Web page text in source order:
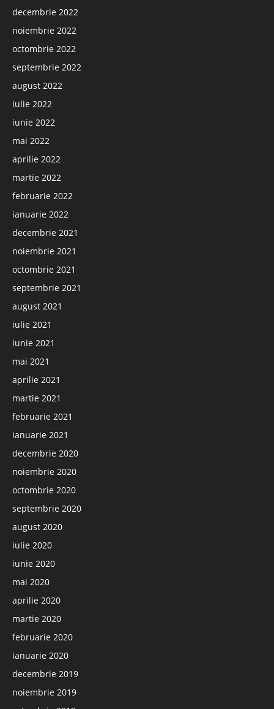
decembrie 2022
noiembrie 2022
octombrie 2022
septembrie 2022
august 2022
iulie 2022
iunie 2022
mai 2022
aprilie 2022
martie 2022
februarie 2022
ianuarie 2022
decembrie 2021
noiembrie 2021
octombrie 2021
septembrie 2021
august 2021
iulie 2021
iunie 2021
mai 2021
aprilie 2021
martie 2021
februarie 2021
ianuarie 2021
decembrie 2020
noiembrie 2020
octombrie 2020
septembrie 2020
august 2020
iulie 2020
iunie 2020
mai 2020
aprilie 2020
martie 2020
februarie 2020
ianuarie 2020
decembrie 2019
noiembrie 2019